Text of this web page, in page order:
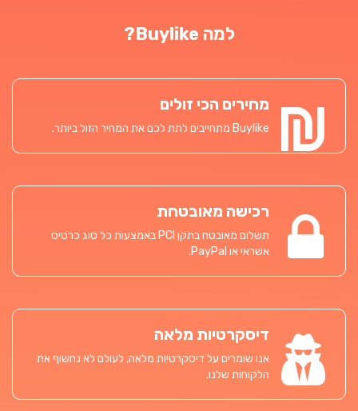
למה Buylike?
מחירים הכי זולים
Buylike מתחייבים לתת לכם את המחיר הזול ביותר.
רכישה מאובטחת
תשלום מאובטח בתקן PCI באמצעות כל סוג כרטיס
אשראי או PayPal.
דיסקרטיות מלאה
אנו שומרים על דיסקרטיות מלאה, לעולם לא נחשוף את
הלקוחות שלנו.